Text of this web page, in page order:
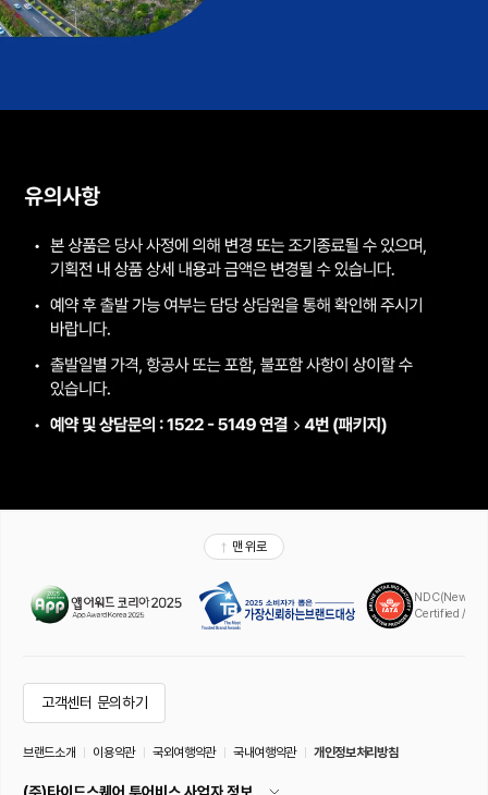
맨 위로
NDC(New
Certified /
고객센터 문의하기
브랜드소개 이용약관 국외여행약관 국내여행약관 개인정보처리방침